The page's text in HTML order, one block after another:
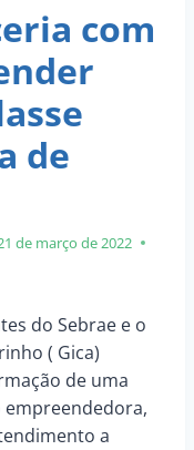
com
de
de março de 2022
do Sebrae e o
( Gica)
de uma
empreendedora,
a